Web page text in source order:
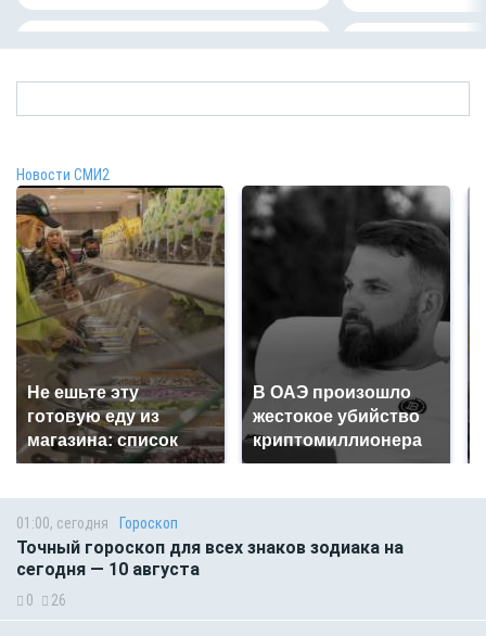
Новости СМИ2
Не ешьте эту
готовую еду из
магазина: список
В ОАЭ произошло
жестокое убийство
криптомиллионера
01:00, сегодня Гороскоп
Точный гороскоп для всех знаков зодиака на
сегодня — 10 августа
0 26